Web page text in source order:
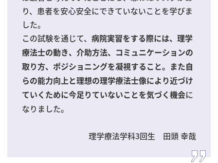
り、患者を安心安全にできていないことを学びま
した。
この試験を通じて、
病院実習をする際には、理学
療法士の動き、介助方法、コミュニケーションの
取り方、ポジショニングを凝視すること。また自
らの能力向上と理想の理学療法士像により近づけ
ていくために今足りていないことを気づく機会に
なりました。
理学療法学科3回生 田頭 幸哉